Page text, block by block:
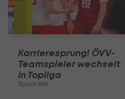
Karrieresprung! ÖVV-
Teamspieler wechselt
in Topliga
Sport-Mix